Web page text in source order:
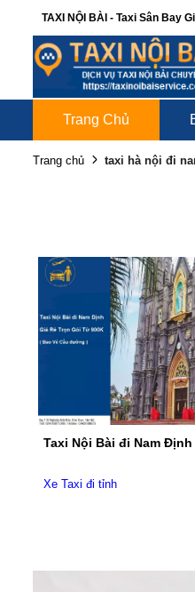
TAXI NỘI BÀI - Taxi Sân Bay
Trang Chủ
Trang chủ taxi hà nội đi
Taxi Nội Bài đi Nam Định
Xe Taxi đi tỉnh